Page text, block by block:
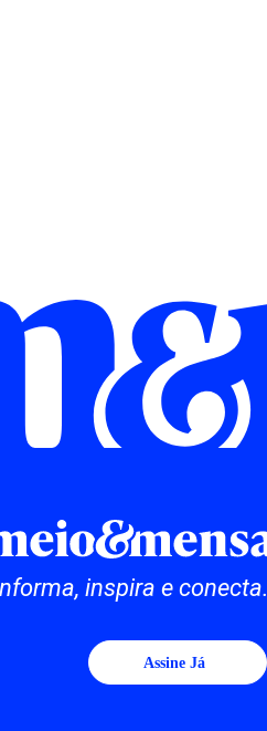
inspira e conecta.
Assine Já